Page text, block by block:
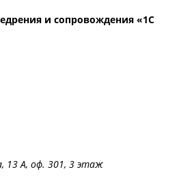
и сопровождения «1С
13 А, оф. 301, 3 этаж